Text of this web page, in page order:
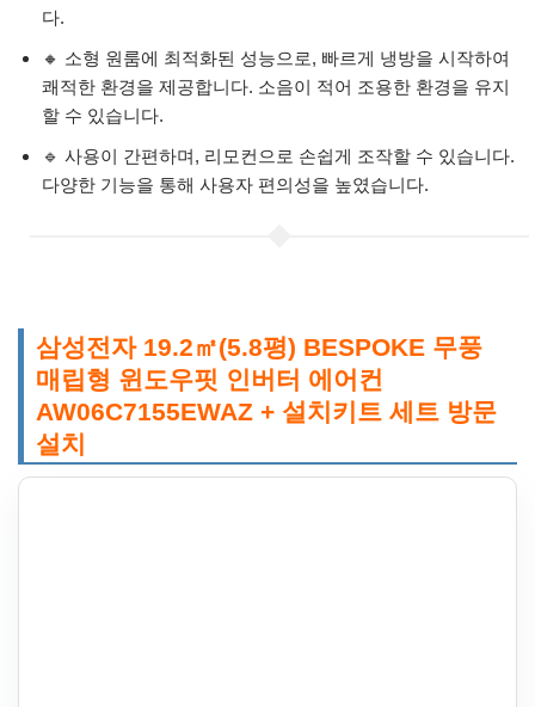
다.
🔸 소형 원룸에 최적화된 성능으로, 빠르게 냉방을 시작하여
쾌적한 환경을 제공합니다. 소음이 적어 조용한 환경을 유지
할 수 있습니다.
🔹 사용이 간편하며, 리모컨으로 손쉽게 조작할 수 있습니다.
다양한 기능을 통해 사용자 편의성을 높였습니다.
삼성전자 19.2㎡(5.8평) BESPOKE 무풍
매립형 윈도우핏 인버터 에어컨
AW06C7155EWAZ + 설치키트 세트 방문
설치